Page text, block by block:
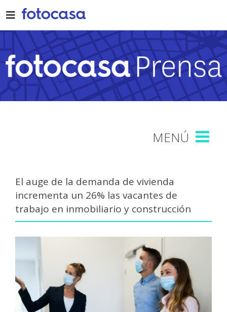
to
content
El auge de la demanda de vivienda
incrementa un 26% las vacantes de
trabajo en inmobiliario y construcción